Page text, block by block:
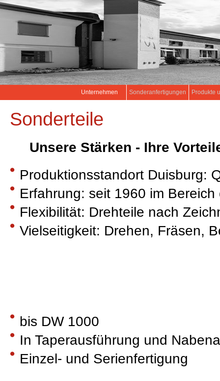
Unternehmen Sonderanfertigungen Produkte
Sonderteile
Unsere Stärken - Ihre
Produktionsstandort Duisburg:
Erfahrung: seit 1960 im
Flexibilität: Drehteile nach
Vielseitigkeit: Drehen, Fräsen,
bis DW 1000
In Taperausführung und
Einzel- und Serienfertigung